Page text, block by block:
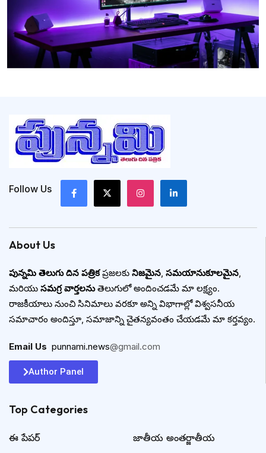
Follow Us
About Us
పున్నమి తెలుగు దిన పత్రికప్రజలకు నిజమైన, సమయానుకూలమైన,
మరియు సమగ్ర వార్తలనుతెలుగులో అందించడమే మా లక్ష్యం.
రాజకీయాలు నుంచి సినిమాలు వరకూ అన్ని విభాగాల్లో విశ్వసనీయ
సమాచారం అందిస్తూ, సమాజాన్ని చైతన్యవంతం చేయడమే మా కర్తవ్యం.
Email Us punnami.news@gmail.com
Author Panel
Top Categories​
ఈ పేపర్ జాతీయ అంతర్జాతీయ